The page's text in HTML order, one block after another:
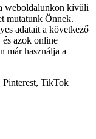
weboldalunkon kívüli
mutatunk Önnek.
adatait a következő
azok online
már használja a
TikTok